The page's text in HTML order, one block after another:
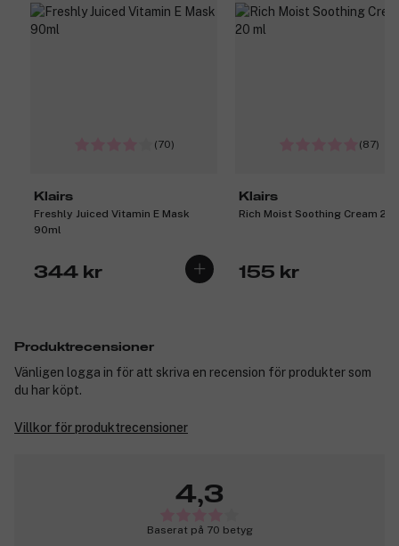
(70)
Klairs
Freshly Juiced Vitamin E Mask
90ml
344 kr
(87)
Klairs
Rich Moist Soothing Cream 20
155 kr
Produktrecensioner
Vänligen logga in för att skriva en recension för produkter som
du har köpt.
Villkor för produktrecensioner
4,3
Baserat på 70 betyg